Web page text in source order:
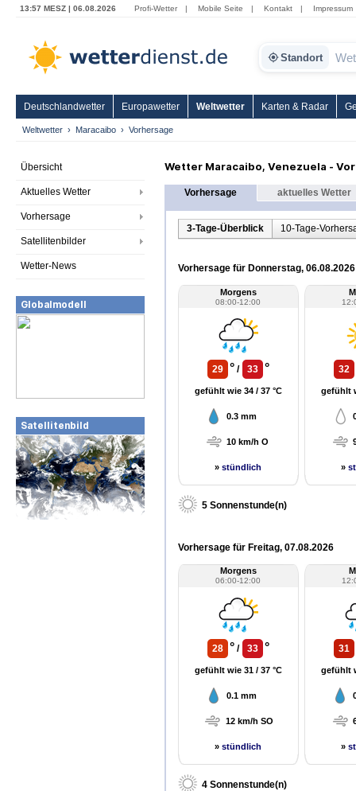
13:57 MESZ | 06.08.2026 Profi-Wetter | Mobile Seite | Kontakt | Impressum
Standort
Deutschlandwetter Europawetter Weltwetter Karten & Radar
Weltwetter Maracaibo Vorhersage
Übersicht
Aktuelles Wetter
Vorhersage
Satellitenbilder
Wetter-News
Globalmodell
Satellitenbild
Wetter Maracaibo, Venezuela -
Vorhersage aktuelles Wetter
3-Tage-Überblick 10-Tage-
Vorhersage für Donnerstag, 06.08.2026
Morgens
08:00-12:00
29 ° / 33 °
gefühlt wie 34 / 37 °C
0.3 mm
10 km/h O
»stündlich
32
gefühlt
»
5 Sonnenstunde(n)
Vorhersage für Freitag, 07.08.2026
Morgens
06:00-12:00
28 ° / 33 °
gefühlt wie 31 / 37 °C
0.1 mm
12 km/h SO
»stündlich
31
gefühlt
»
4 Sonnenstunde(n)